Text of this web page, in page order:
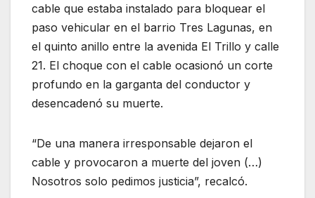
cable que estaba instalado para bloquear el
paso vehicular en el barrio Tres Lagunas, en
el quinto anillo entre la avenida El Trillo y calle
21. El choque con el cable ocasionó un corte
profundo en la garganta del conductor y
desencadenó su muerte.
“De una manera irresponsable dejaron el
cable y provocaron a muerte del joven (…)
Nosotros solo pedimos justicia”, recalcó.